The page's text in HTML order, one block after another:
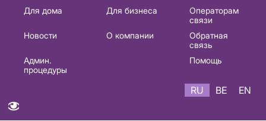
Основная
навигация
Для дома Для бизнеса
Операторам
связи
Новости
О компании
Обратная
связь
Админ.
процедуры
Помощь
RU BE EN